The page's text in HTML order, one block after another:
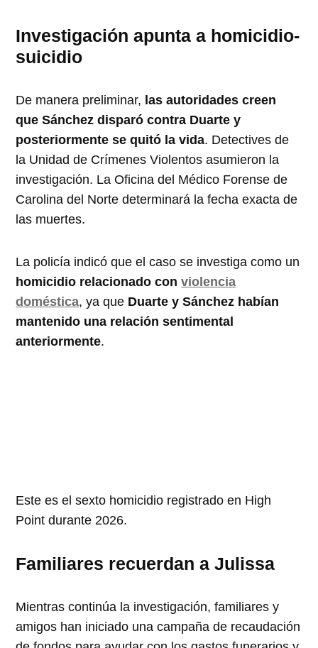
Investigación apunta a homicidio-
suicidio
De manera preliminar, las autoridades creen
que Sánchez disparó contra Duarte y
posteriormente se quitó la vida. Detectives de
la Unidad de Crímenes Violentos asumieron la
investigación. La Oficina del Médico Forense de
Carolina del Norte determinará la fecha exacta de
las muertes.
La policía indicó que el caso se investiga como un
homicidio relacionado conviolencia
doméstica, ya que Duarte y Sánchez habían
mantenido una relación sentimental
anteriormente.
Este es el sexto homicidio registrado en High
Point durante 2026.
Familiares recuerdan a Julissa
Mientras continúa la investigación, familiares y
amigos han iniciado una campaña de recaudación